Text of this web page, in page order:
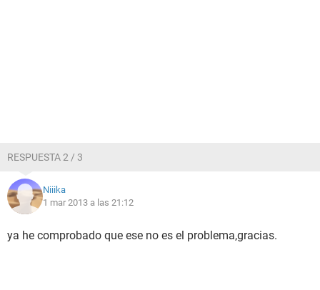
RESPUESTA 2 / 3
Niiika
1 mar 2013 a las 21:12
ya he comprobado que ese no es el problema,gracias.